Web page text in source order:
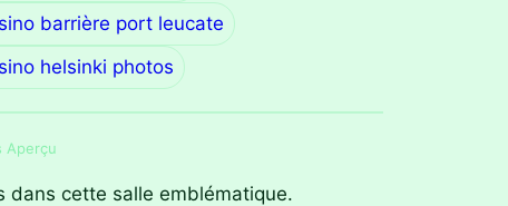
barrière port leucate
helsinki photos
Aperçu
dans cette salle emblématique.